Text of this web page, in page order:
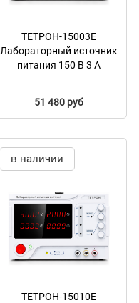
ТЕТРОН-15003Е
Лабораторный источник
питания 150 В 3 А
51 480 руб
в наличии
ТЕТРОН-15010Е